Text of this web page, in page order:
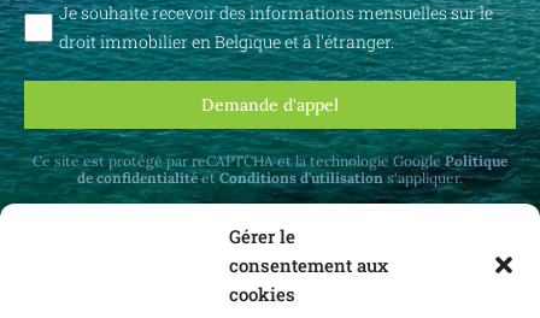
Gérer le
consentement aux
cookies
Je souhaite recevoir des informations mensuelles sur le
droit immobilier en Belgique et à l'étranger.
Demande d'appel
Ce site est protégé par reCAPTCHA et la technologie GooglePolitique
de confidentialitéetConditions d'utilisation s'appliquer.